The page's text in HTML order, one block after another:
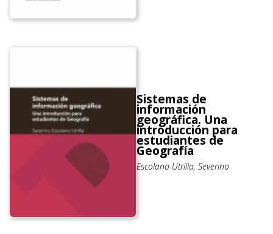
Sistemas de
información
geográfica. Una
introducción para
estudiantes de
Geografía
Escolano Utrilla, Severino